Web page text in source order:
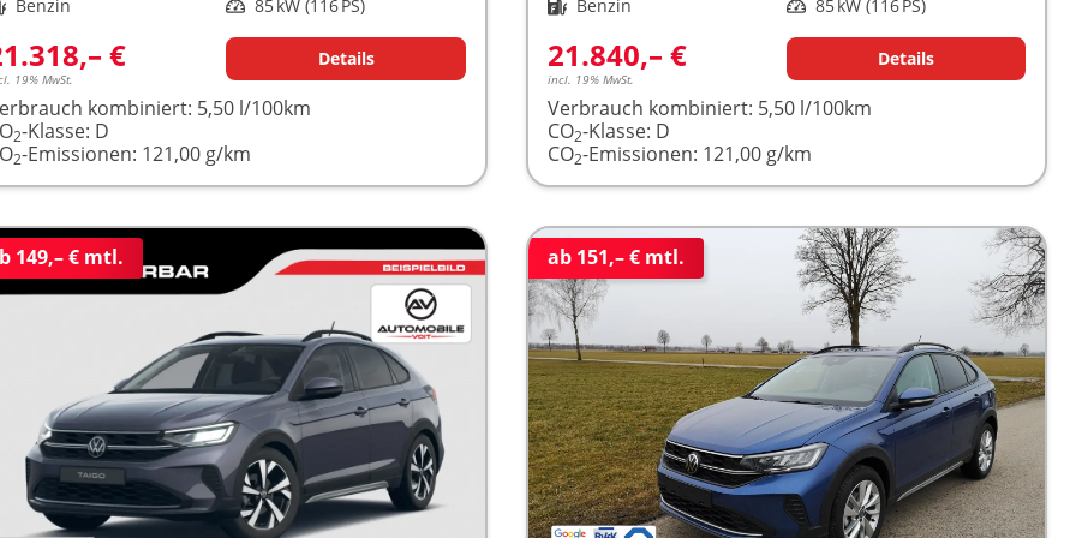
Benzin Leistung 85 kW (116 PS)
€
19% MwSt.
Details
kombiniert: 5,50 l/100km
2-Klasse: D
2-Emissionen: 121,00 g/km
Kraftstoff Benzin Leistung 85 kW (116 PS)
21.840,– €
incl. 19% MwSt.
Details
Verbrauch kombiniert: 5,50 l/100km
CO2-Klasse: D
CO2-Emissionen: 121,00 g/km
149,– € mtl. ab 151,– € mtl.